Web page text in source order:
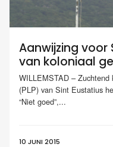
Aanwijzing
van koloniaal
WILLEMSTAD –
(PLP) van Sint Eustatius
“Niet goed”,...
10 JUNI 2015